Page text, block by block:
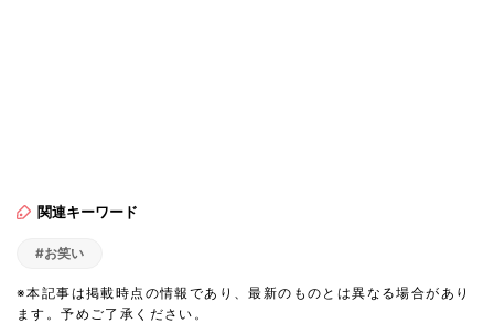
関連キーワード
#お笑い
※本記事は掲載時点の情報であり、最新のものとは異なる場合があり
ます。予めご了承ください。